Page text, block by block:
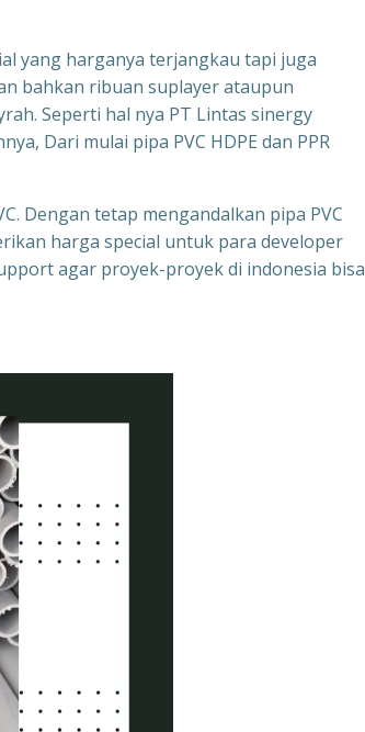
yang harganya terjangkau tapi juga
bahkan ribuan suplayer ataupun
Seperti hal nya PT Lintas sinergy
Dari mulai pipa PVC HDPE dan PPR
Dengan tetap mengandalkan pipa PVC
harga special untuk para developer
agar proyek-proyek di indonesia bisa